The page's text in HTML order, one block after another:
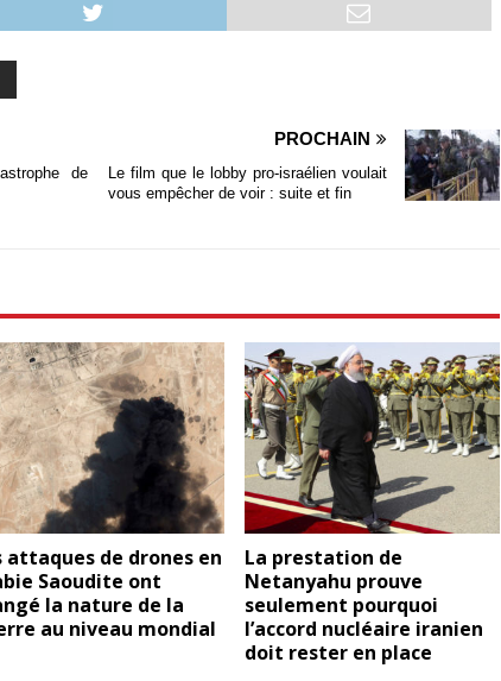
de
PROCHAIN
Le film que le lobby pro-israélien voulait
vous empêcher de voir : suite et fin
attaques de drones en
Saoudite ont
la nature de la
au niveau mondial
La prestation de
Netanyahu prouve
seulement pourquoi
l’accord nucléaire iranien
doit rester en place